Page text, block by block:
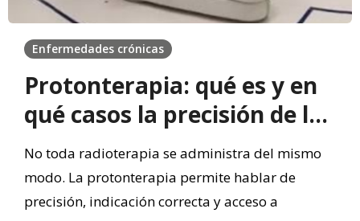
Enfermedades crónicas
Protonterapia: qué es y en
qué casos la precisión de la
radiación cobra valor
No toda radioterapia se administra del mismo
modo. La protonterapia permite hablar de
precisión, indicación correcta y acceso a